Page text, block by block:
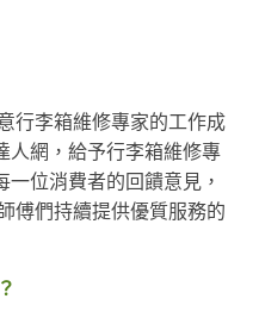
行李箱維修專家的工作成
人網，給予行李箱維修專
一位消費者的回饋意見，
傅們持續提供優質服務的